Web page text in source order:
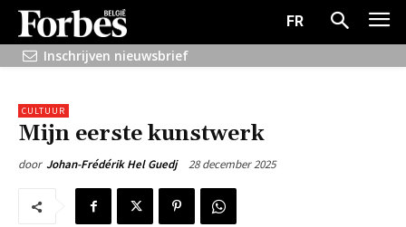
FR
Inschrijven nieuwsbrief
CULTUUR
Mijn eerste kunstwerk
door Johan-Frédérik Hel Guedj 28 december 2025